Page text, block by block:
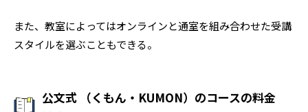
また、教室によってはオンラインと通室を組み合わせた受講
スタイルを選ぶこともできる。
公文式 （くもん・KUMON）のコースの料金